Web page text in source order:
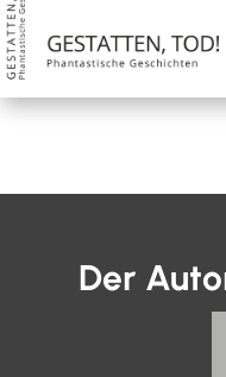
Der